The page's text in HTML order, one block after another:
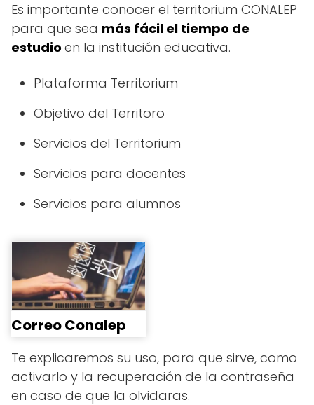
Es importante conocer el territorium CONALEP
para que sea más fácil el tiempo de
estudio en la institución educativa.
Plataforma Territorium
Objetivo del Territoro
Servicios del Territorium
Servicios para docentes
Servicios para alumnos
Correo Conalep
Te explicaremos su uso, para que sirve, como
activarlo y la recuperación de la contraseña
en caso de que la olvidaras.